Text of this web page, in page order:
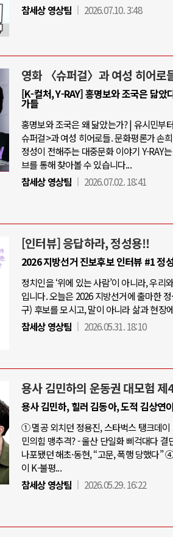
참세상 영상팀
2026.07.10. 3:48
영화 〈슈퍼걸〉과 여성 히어로
[K-컬처, Y-RAY] 홍명보와 조국은 닮
가들
홍명보와 조국은 왜 닮았는가? | 유시민부
슈퍼걸>과 여성 히어로들. 문화평론가 손
정성이 전해주는 대중문화 이야기 Y-RAY
브를 통해 찾아볼 수 있습니다...
참세상 영상팀
2026.07.02. 18:41
[인터뷰] 응답하라, 정성용!!
2026 지방선거 진보후보 인터뷰 #1 정
정치인을 ‘위에 있는 사람’이 아니라, 우
입니다. 오늘은 2026 지방선거에 출마한
구) 후보를 모시고, 말이 아니라 삶과 현장
참세상 영상팀
2026.05.31. 18:10
용사 김민하의 운동권 대모험 제
용사 김민하, 힐러 김동아, 도적 김상연
① 멸공 외치던 정용진, 스타벅스 탱크데
민의힘 맹추격? - 울산 단일화 삐걱대다
나포됐던 해초·동현, “고문, 폭행 당했다”
이 K-불평...
참세상 영상팀
2026.05.29. 16:22